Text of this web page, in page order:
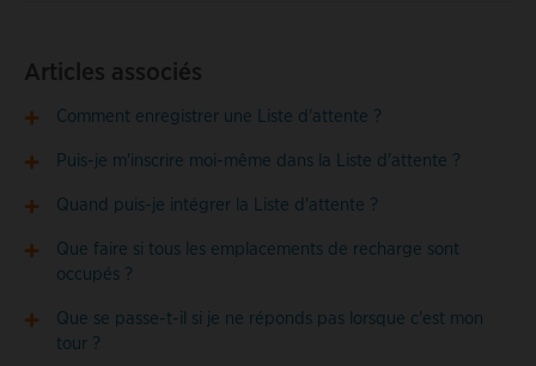
Articles associés
Comment enregistrer une Liste d'attente ?
Puis-je m'inscrire moi-même dans la Liste d'attente ?
Quand puis-je intégrer la Liste d'attente ?
Que faire si tous les emplacements de recharge sont
occupés ?
Que se passe-t-il si je ne réponds pas lorsque c'est mon
tour ?